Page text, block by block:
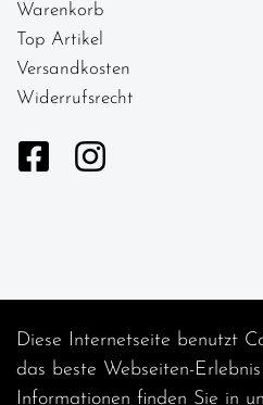
Warenkorb
Top Artikel
Versandkosten
Widerrufsrecht
Diese Internetseite benutzt
das beste Webseiten-
Informationen finden Sie in